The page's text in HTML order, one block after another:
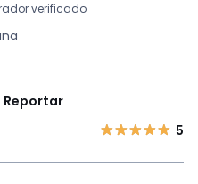
verificado
Reportar
5